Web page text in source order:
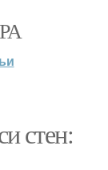
стен: